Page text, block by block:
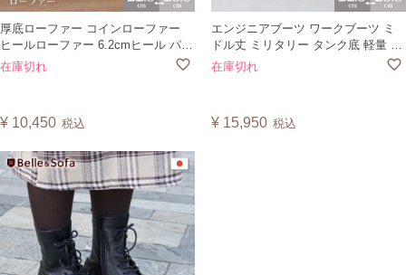
厚底ローファー コインローファー
ヒールローファー 6.2cmヒール パン
プス フォーマル トラッド 通勤 通学
在庫切れ
¥ 10,450 税込
エンジニアブーツ ワークブーツ ミ
ドル丈 ミリタリー タンク底 軽量 レ
ディース 日本製 B1847
在庫切れ
¥ 15,950 税込